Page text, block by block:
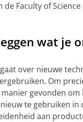
de Faculty of Science
wat je
over nieuwe
Om
gevonden
te gebruiken in
aan